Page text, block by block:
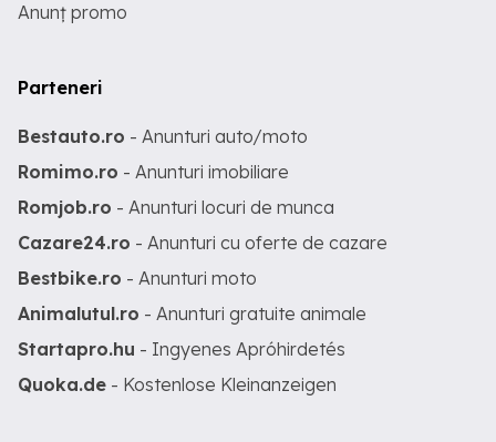
Anunț promo
Parteneri
Bestauto.ro - Anunturi auto/moto
Romimo.ro - Anunturi imobiliare
Romjob.ro - Anunturi locuri de munca
Cazare24.ro - Anunturi cu oferte de cazare
Bestbike.ro - Anunturi moto
Animalutul.ro - Anunturi gratuite animale
Startapro.hu - Ingyenes Apróhirdetés
Quoka.de - Kostenlose Kleinanzeigen